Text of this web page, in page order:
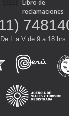
Libro de
reclamaciones
De L a V de 9 a 18 hrs.